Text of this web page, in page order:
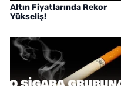
Altın Fiyatlarında Rekor
Yükseliş!